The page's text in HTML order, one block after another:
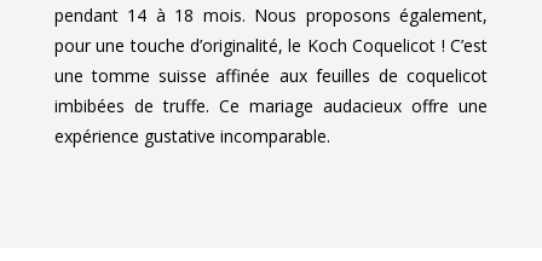
pendant 14 à 18 mois. Nous proposons également,
pour une touche d’originalité, le Koch Coquelicot ! C’est
une tomme suisse affinée aux feuilles de coquelicot
imbibées de truffe. Ce mariage audacieux offre une
expérience gustative incomparable.